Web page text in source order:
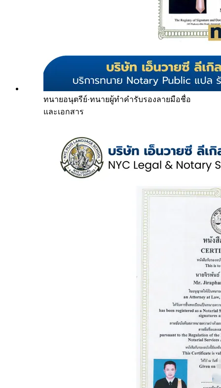
ทนายอนุตรีย์·ทนายผู้ทำคำรับรองลายมือชื่อ
และเอกสาร